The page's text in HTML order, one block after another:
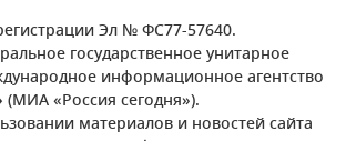
Эл № ФС77-57640.
государственное унитарное
информационное агентство
(МИА «Россия сегодня»).
материалов и новостей сайта